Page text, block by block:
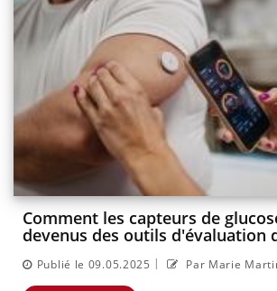
Comment les capteurs de
devenus des outils d'évaluation
Publié le 09.05.2025 | Par Marie